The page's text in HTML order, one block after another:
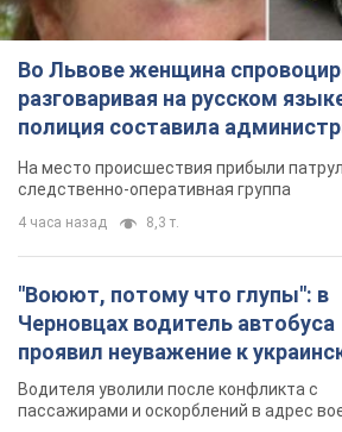
Во Львове женщина
разговаривая на русском
полиция составила
протокол. Видео
На место происшествия прибыли
следственно-оперативная группа
4 часа назад 8,3 т.
"Воюют, потому что глупы": в
Черновцах водитель автобуса
проявил неуважение к
военным и поплатился за это.
Видео
Водителя уволили после конфликта с
пассажирами и оскорблений в адрес